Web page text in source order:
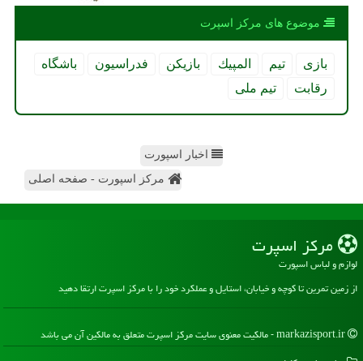
موضوع های مركز اسپرت
بازی تیم المپیك بازیكن فدراسیون
باشگاه
رقابت
تیم ملی
اخبار اسپورت
مرکز اسپورت - صفحه اصلی
مركز اسپرت
لوازم و لباس اسپورت
از زمین تمرین تا کوچه و خیابان، استایل و عملکرد خود را با مرکز اسپرت ارتقا دهید